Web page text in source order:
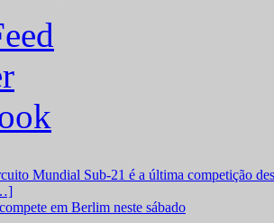
em Berlim neste sábado